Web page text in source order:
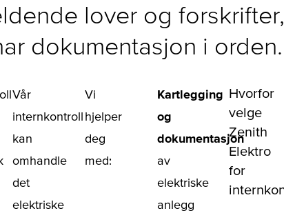
lover og
dokumentasjon i orden.
Vår
internkontroll
kan
omhandle
det
elektriske
Vi
hjelper
deg
med:
Kartlegging
og
dokumentasjon
av
elektriske
anlegg
Hvorfor
velge
Zenith
Elektro
for